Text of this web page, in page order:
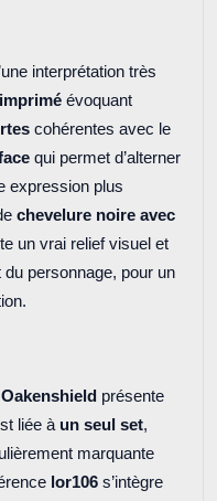
interprétation très
évoquant
cohérentes avec le
qui permet d’alterner
expression plus
chevelure noire avec
un vrai relief visuel et
personnage, pour un
présente
liée à un seul set,
marquante
lor106s’intègre